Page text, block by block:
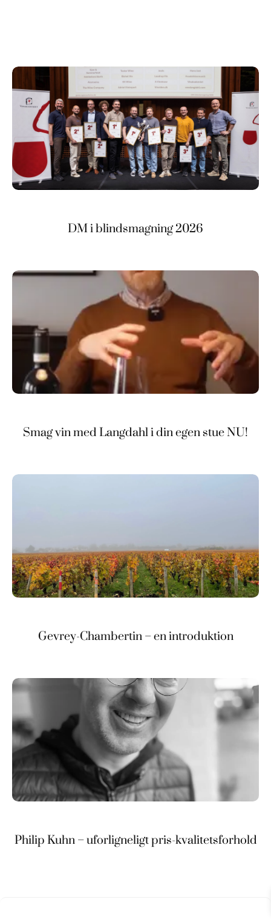
DM i blindsmagning 2026
Smag vin med Langdahl i din egen stue NU!
Gevrey-Chambertin – en introduktion
Philip Kuhn – uforligneligt pris-kvalitetsforhold